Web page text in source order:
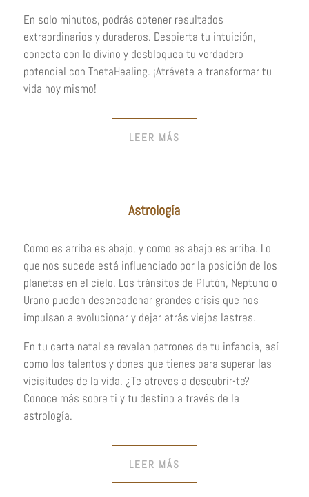
En solo minutos, podrás obtener resultados
extraordinarios y duraderos. Despierta tu intuición,
conecta con lo divino y desbloquea tu verdadero
potencial con ThetaHealing. ¡Atrévete a transformar tu
vida hoy mismo!
LEER MÁS
Astrología
Como es arriba es abajo, y como es abajo es arriba. Lo
que nos sucede está influenciado por la posición de los
planetas en el cielo. Los tránsitos de Plutón, Neptuno o
Urano pueden desencadenar grandes crisis que nos
impulsan a evolucionar y dejar atrás viejos lastres.
En tu carta natal se revelan patrones de tu infancia, así
como los talentos y dones que tienes para superar las
vicisitudes de la vida. ¿Te atreves a descubrir-te?
Conoce más sobre ti y tu destino a través de la
astrología.
LEER MÁS